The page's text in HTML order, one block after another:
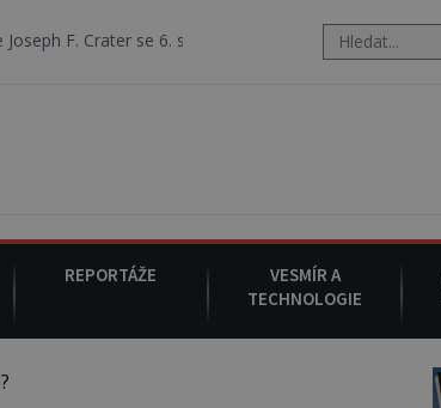
se 6. srpna 1930 navečeří ve své oblíbené
REPORTÁŽE
VESMÍR A
TECHNOLOGIE